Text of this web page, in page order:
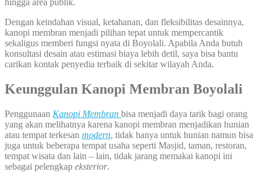
hingga area publik.
Dengan keindahan visual, ketahanan, dan fleksibilitas desainnya,
kanopi membran menjadi pilihan tepat untuk mempercantik
sekaligus memberi fungsi nyata di Boyolali. Apabila Anda butuh
konsultasi desain atau estimasi biaya lebih detil, saya bisa bantu
carikan kontak penyedia terbaik di sekitar wilayah Anda.
Keunggulan Kanopi Membran Boyolali
Penggunaan Kanopi Membran bisa menjadi daya tarik bagi orang
yang akan melihatnya karena kanopi membran menjadikan hunian
atau tempat terkesan modern, tidak hanya untuk hunian namun bisa
juga untuk beberapa tempat usaha seperti Masjid, taman, restoran,
tempat wisata dan lain – lain, tidak jarang memakai kanopi ini
sebagai pelengkap eksterior.